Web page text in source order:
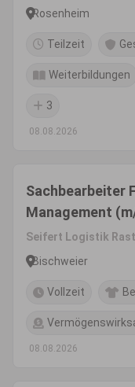
Rosenheim
Teilzeit
Weiterbildungen
3
08.08.2026
Sachbearbeiter
Management
Seifert Logistik
Bischweier
Vollzeit
08.08.2026